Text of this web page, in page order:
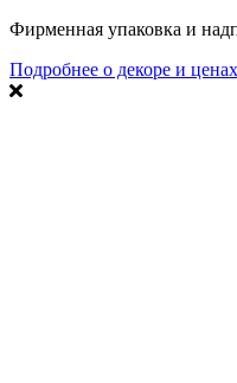
Фирменная упаковка и
Подробнее о декоре и ценах